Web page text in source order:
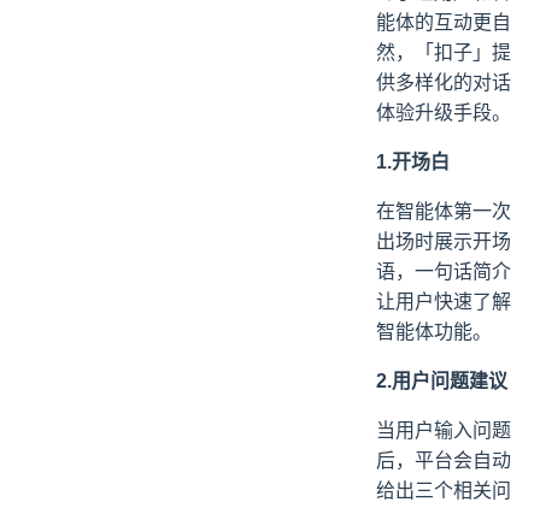
能体的互动更自
然，「扣子」提
供多样化的对话
体验升级手段。
1.开场白
在智能体第一次
出场时展示开场
语，一句话简介
让用户快速了解
智能体功能。
2.用户问题建议
当用户输入问题
后，平台会自动
给出三个相关问